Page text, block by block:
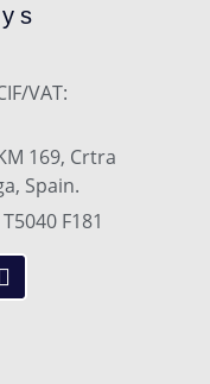
VAT:
169, Crtra
Spain.
F181